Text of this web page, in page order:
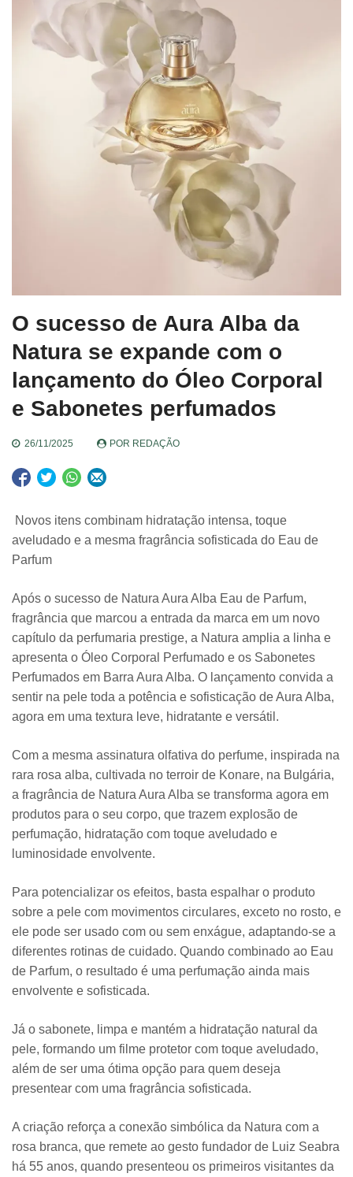
O sucesso de Aura Alba da
Natura se expande com o
lançamento do Óleo Corporal
e Sabonetes perfumados
26/11/2025 POR REDAÇÃO
Novos itens combinam hidratação intensa, toque
aveludado e a mesma fragrância sofisticada do Eau de
Parfum
Após o sucesso de Natura Aura Alba Eau de Parfum,
fragrância que marcou a entrada da marca em um novo
capítulo da perfumaria prestige, a Natura amplia a linha e
apresenta o Óleo Corporal Perfumado e os Sabonetes
Perfumados em Barra Aura Alba. O lançamento convida a
sentir na pele toda a potência e sofisticação de Aura Alba,
agora em uma textura leve, hidratante e versátil.
Com a mesma assinatura olfativa do perfume, inspirada na
rara rosa alba, cultivada no terroir de Konare, na Bulgária,
a fragrância de Natura Aura Alba se transforma agora em
produtos para o seu corpo, que trazem explosão de
perfumação, hidratação com toque aveludado e
luminosidade envolvente.
Para potencializar os efeitos, basta espalhar o produto
sobre a pele com movimentos circulares, exceto no rosto, e
ele pode ser usado com ou sem enxágue, adaptando-se a
diferentes rotinas de cuidado. Quando combinado ao Eau
de Parfum, o resultado é uma perfumação ainda mais
envolvente e sofisticada.
Já o sabonete, limpa e mantém a hidratação natural da
pele, formando um filme protetor com toque aveludado,
além de ser uma ótima opção para quem deseja
presentear com uma fragrância sofisticada.
A criação reforça a conexão simbólica da Natura com a
rosa branca, que remete ao gesto fundador de Luiz Seabra
há 55 anos, quando presenteou os primeiros visitantes da